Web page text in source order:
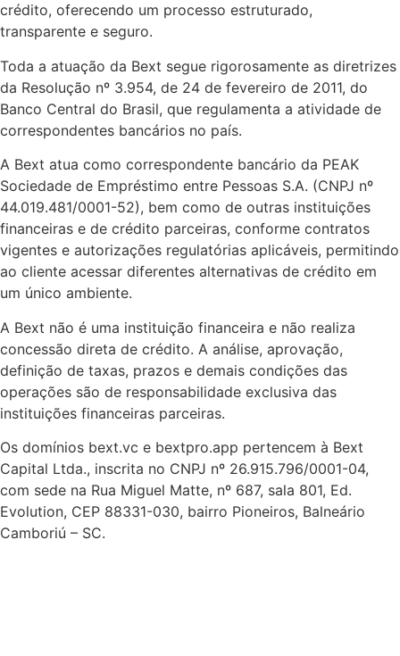
crédito, oferecendo um processo estruturado,
transparente e seguro.
Toda a atuação da Bext segue rigorosamente as diretrizes
da Resolução nº 3.954, de 24 de fevereiro de 2011, do
Banco Central do Brasil, que regulamenta a atividade de
correspondentes bancários no país.
A Bext atua como correspondente bancário da PEAK
Sociedade de Empréstimo entre Pessoas S.A. (CNPJ nº
44.019.481/0001-52), bem como de outras instituições
financeiras e de crédito parceiras, conforme contratos
vigentes e autorizações regulatórias aplicáveis, permitindo
ao cliente acessar diferentes alternativas de crédito em
um único ambiente.
A Bext não é uma instituição financeira e não realiza
concessão direta de crédito. A análise, aprovação,
definição de taxas, prazos e demais condições das
operações são de responsabilidade exclusiva das
instituições financeiras parceiras.
Os domínios bext.vc e bextpro.app pertencem à Bext
Capital Ltda., inscrita no CNPJ nº 26.915.796/0001-04,
com sede na Rua Miguel Matte, nº 687, sala 801, Ed.
Evolution, CEP 88331-030, bairro Pioneiros, Balneário
Camboriú – SC.